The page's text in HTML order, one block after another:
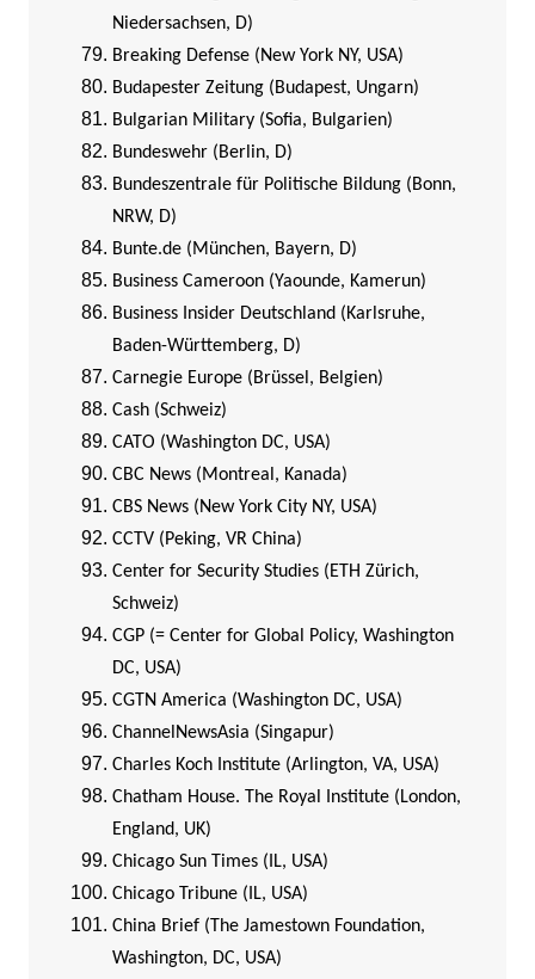
Niedersachsen, D)
Breaking Defense (New York NY, USA)
Budapester Zeitung (Budapest, Ungarn)
Bulgarian Military (Sofia, Bulgarien)
Bundeswehr (Berlin, D)
Bundeszentrale für Politische Bildung (Bonn,
NRW, D)
Bunte.de (München, Bayern, D)
Business Cameroon (Yaounde, Kamerun)
Business Insider Deutschland (Karlsruhe,
Baden-Württemberg, D)
Carnegie Europe (Brüssel, Belgien)
Cash (Schweiz)
CATO (Washington DC, USA)
CBC News (Montreal, Kanada)
CBS News (New York City NY, USA)
CCTV (Peking, VR China)
Center for Security Studies (ETH Zürich,
Schweiz)
CGP (= Center for Global Policy, Washington
DC, USA)
CGTN America (Washington DC, USA)
ChannelNewsAsia (Singapur)
Charles Koch Institute (Arlington, VA, USA)
Chatham House. The Royal Institute (London,
England, UK)
Chicago Sun Times (IL, USA)
Chicago Tribune (IL, USA)
China Brief (The Jamestown Foundation,
Washington, DC, USA)